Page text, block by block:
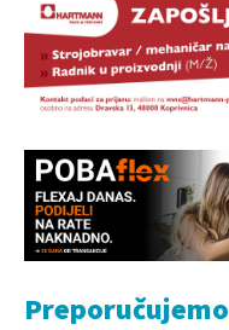
Preporučujemo